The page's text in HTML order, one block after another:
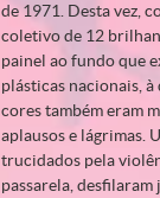
de 1971. Desta vez,
coletivo de 12
painel ao fundo que
plásticas nacionais,
cores também eram
aplausos e lágrimas.
trucidados pela
passarela,